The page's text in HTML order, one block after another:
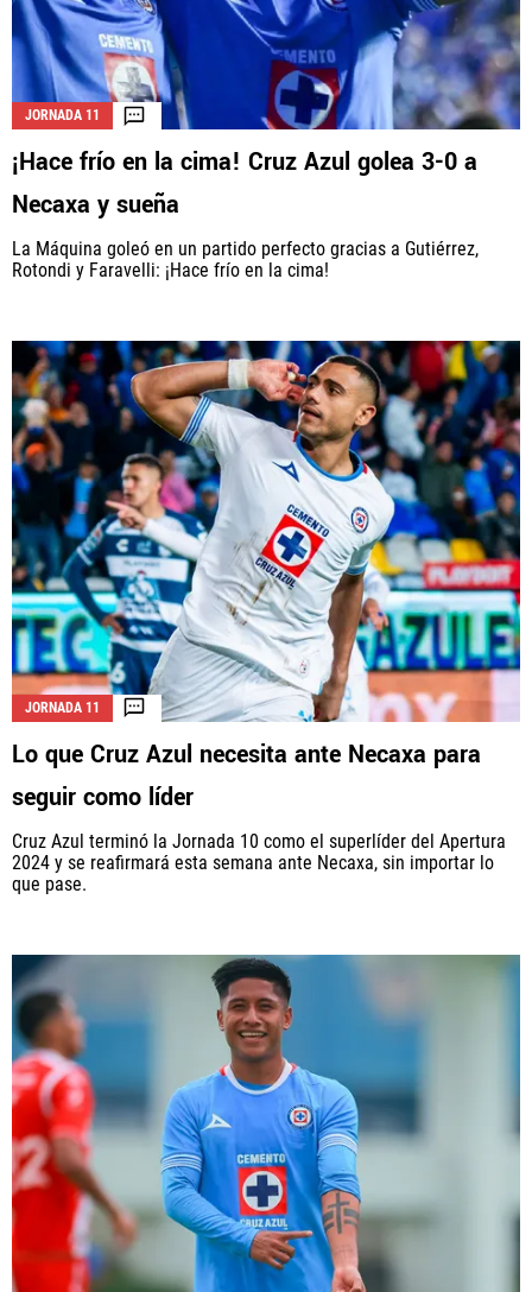
JORNADA 11
¡Hace frío en la cima! Cruz Azul golea 3-0 a
Necaxa y sueña
La Máquina goleó en un partido perfecto gracias a Gutiérrez,
Rotondi y Faravelli: ¡Hace frío en la cima!
JORNADA 11
Lo que Cruz Azul necesita ante Necaxa para
seguir como líder
Cruz Azul terminó la Jornada 10 como el superlíder del Apertura
2024 y se reafirmará esta semana ante Necaxa, sin importar lo
que pase.